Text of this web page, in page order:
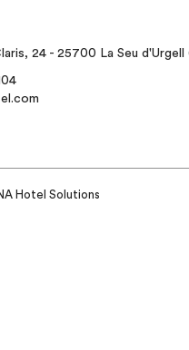
24 - 25700 La Seu d'Urgell
Hotel Solutions